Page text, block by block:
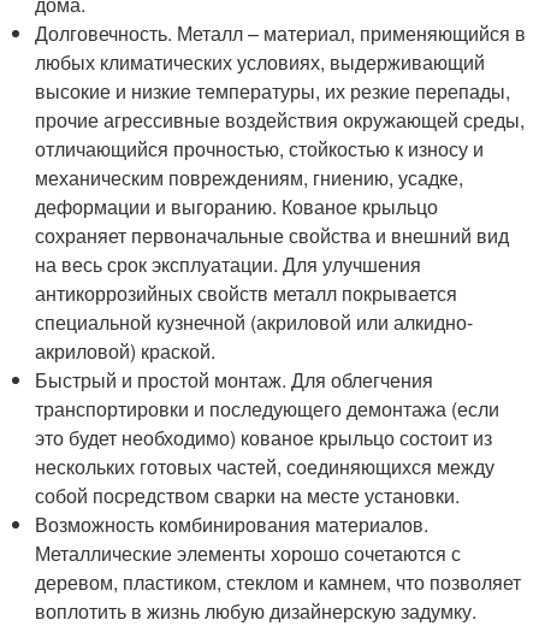
Долговечность. Металл – материал, применяющийся в
любых климатических условиях, выдерживающий
высокие и низкие температуры, их резкие перепады,
прочие агрессивные воздействия окружающей среды,
отличающийся прочностью, стойкостью к износу и
механическим повреждениям, гниению, усадке,
деформации и выгоранию. Кованое крыльцо
сохраняет первоначальные свойства и внешний вид
на весь срок эксплуатации. Для улучшения
антикоррозийных свойств металл покрывается
специальной кузнечной (акриловой или алкидно-
акриловой) краской.
Быстрый и простой монтаж. Для облегчения
транспортировки и последующего демонтажа (если
это будет необходимо) кованое крыльцо состоит из
нескольких готовых частей, соединяющихся между
собой посредством сварки на месте установки.
Возможность комбинирования материалов.
Металлические элементы хорошо сочетаются с
деревом, пластиком, стеклом и камнем, что позволяет
воплотить в жизнь любую дизайнерскую задумку.